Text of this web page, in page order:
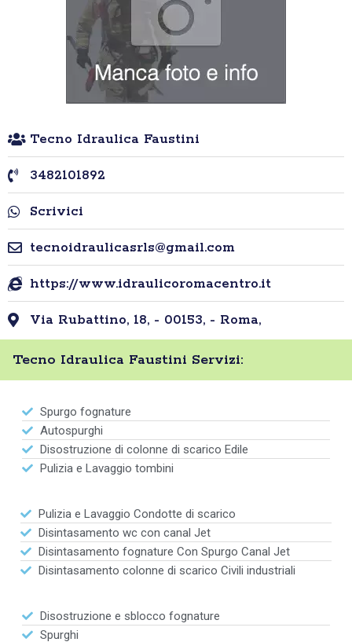
Tecno Idraulica Faustini
3482101892
Scrivici
tecnoidraulicasrls@gmail.com
https://www.idraulicoromacentro.it
Via Rubattino, 18, - 00153, - Roma,
Tecno Idraulica Faustini Servizi:
Spurgo fognature
Autospurghi
Disostruzione di colonne di scarico Edile
Pulizia e Lavaggio tombini
Pulizia e Lavaggio Condotte di scarico
Disintasamento wc con canal Jet
Disintasamento fognature Con Spurgo Canal Jet
Disintasamento colonne di scarico Civili industriali
Disostruzione e sblocco fognature
Spurghi